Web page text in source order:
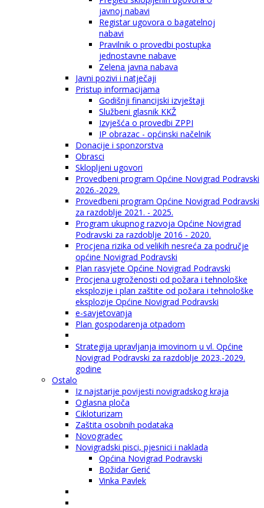
javnoj nabavi
Registar ugovora o bagatelnoj
nabavi
Pravilnik o provedbi postupka
jednostavne nabave
Zelena javna nabava
Javni pozivi i natječaji
Pristup informacijama
Godišnji financijski izvještaji
Službeni glasnik KKŽ
Izvješća o provedbi ZPPI
IP obrazac - općinski načelnik
Donacije i sponzorstva
Obrasci
Sklopljeni ugovori
Provedbeni program Općine Novigrad Podravski
2026.-2029.
Provedbeni program Općine Novigrad Podravski
za razdoblje 2021. - 2025.
Program ukupnog razvoja Općine Novigrad
Podravski za razdoblje 2016 - 2020.
Procjena rizika od velikih nesreća za područje
općine Novigrad Podravski
Plan rasvjete Općine Novigrad Podravski
Procjena ugroženosti od požara i tehnološke
eksplozije i plan zaštite od požara i tehnološke
eksplozije Općine Novigrad Podravski
e-savjetovanja
Plan gospodarenja otpadom
Strategija upravljanja imovinom u vl. Općine
Novigrad Podravski za razdoblje 2023.-2029.
godine
Ostalo
Iz najstarije povijesti novigradskog kraja
Oglasna ploča
Cikloturizam
Zaštita osobnih podataka
Novogradec
Novigradski pisci, pjesnici i naklada
Općina Novigrad Podravski
Božidar Gerić
Vinka Pavlek